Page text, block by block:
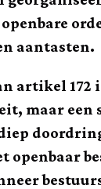
aantasten.
artikel 172
maar een
openbaar